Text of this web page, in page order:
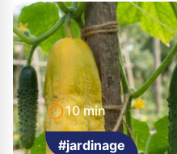
10 min
#jardinage